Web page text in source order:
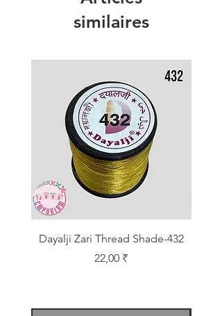
similaires
Dayalji Zari Thread Shade-432
Prix
22,00 ₹